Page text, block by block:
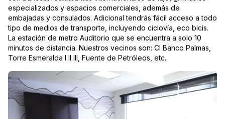
especializados y espacios comerciales, además de
embajadas y consulados. Adicional tendrás fácil acceso a todo
tipo de medios de transporte, incluyendo ciclovía, eco bicis.
La estación de metro Auditorio que se encuentra a solo 10
minutos de distancia. Nuestros vecinos son: CI Banco Palmas,
Torre Esmeralda I II III, Fuente de Petróleos, etc.